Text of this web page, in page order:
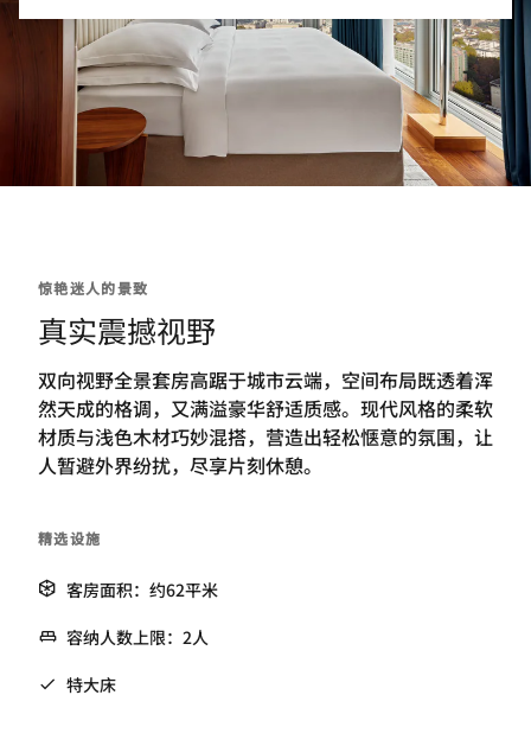
惊艳迷人的景致
真实震撼视野
双向视野全景套房高踞于城市云端，空间布局既透着浑
然天成的格调，又满溢豪华舒适质感。现代风格的柔软
材质与浅色木材巧妙混搭，营造出轻松惬意的氛围，让
人暂避外界纷扰，尽享片刻休憩。
精选设施
客房面积：约62平米
容纳人数上限：2人
特大床